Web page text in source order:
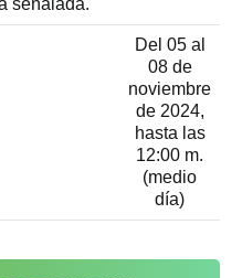
señalada.
Del 05 al
08 de
noviembre
de 2024,
hasta las
12:00 m.
(medio
día)